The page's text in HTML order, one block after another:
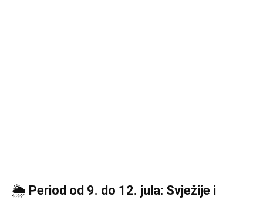
🌦 Period od 9. do 12. jula: Svježije i